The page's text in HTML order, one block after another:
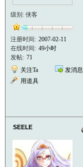
级别: 侠客
注册时间: 2007-02-11
在线时间: 49小时
发帖: 71
关注Ta
发消息
用道具
SEELE